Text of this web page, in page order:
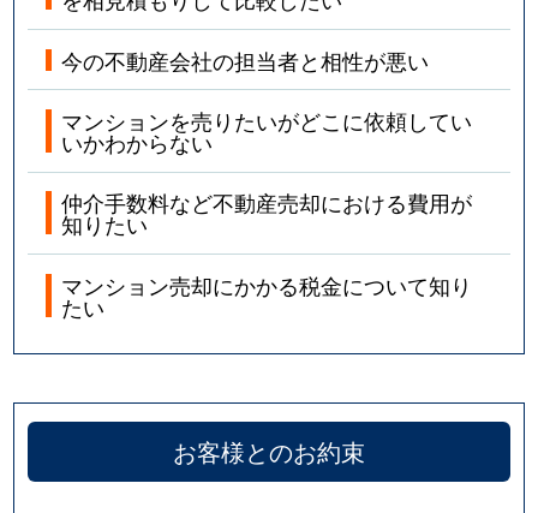
今の不動産会社の担当者と相性が悪い
マンションを売りたいがどこに依頼してい
いかわからない
仲介手数料など不動産売却における費用が
知りたい
マンション売却にかかる税金について知り
たい
お客様とのお約束